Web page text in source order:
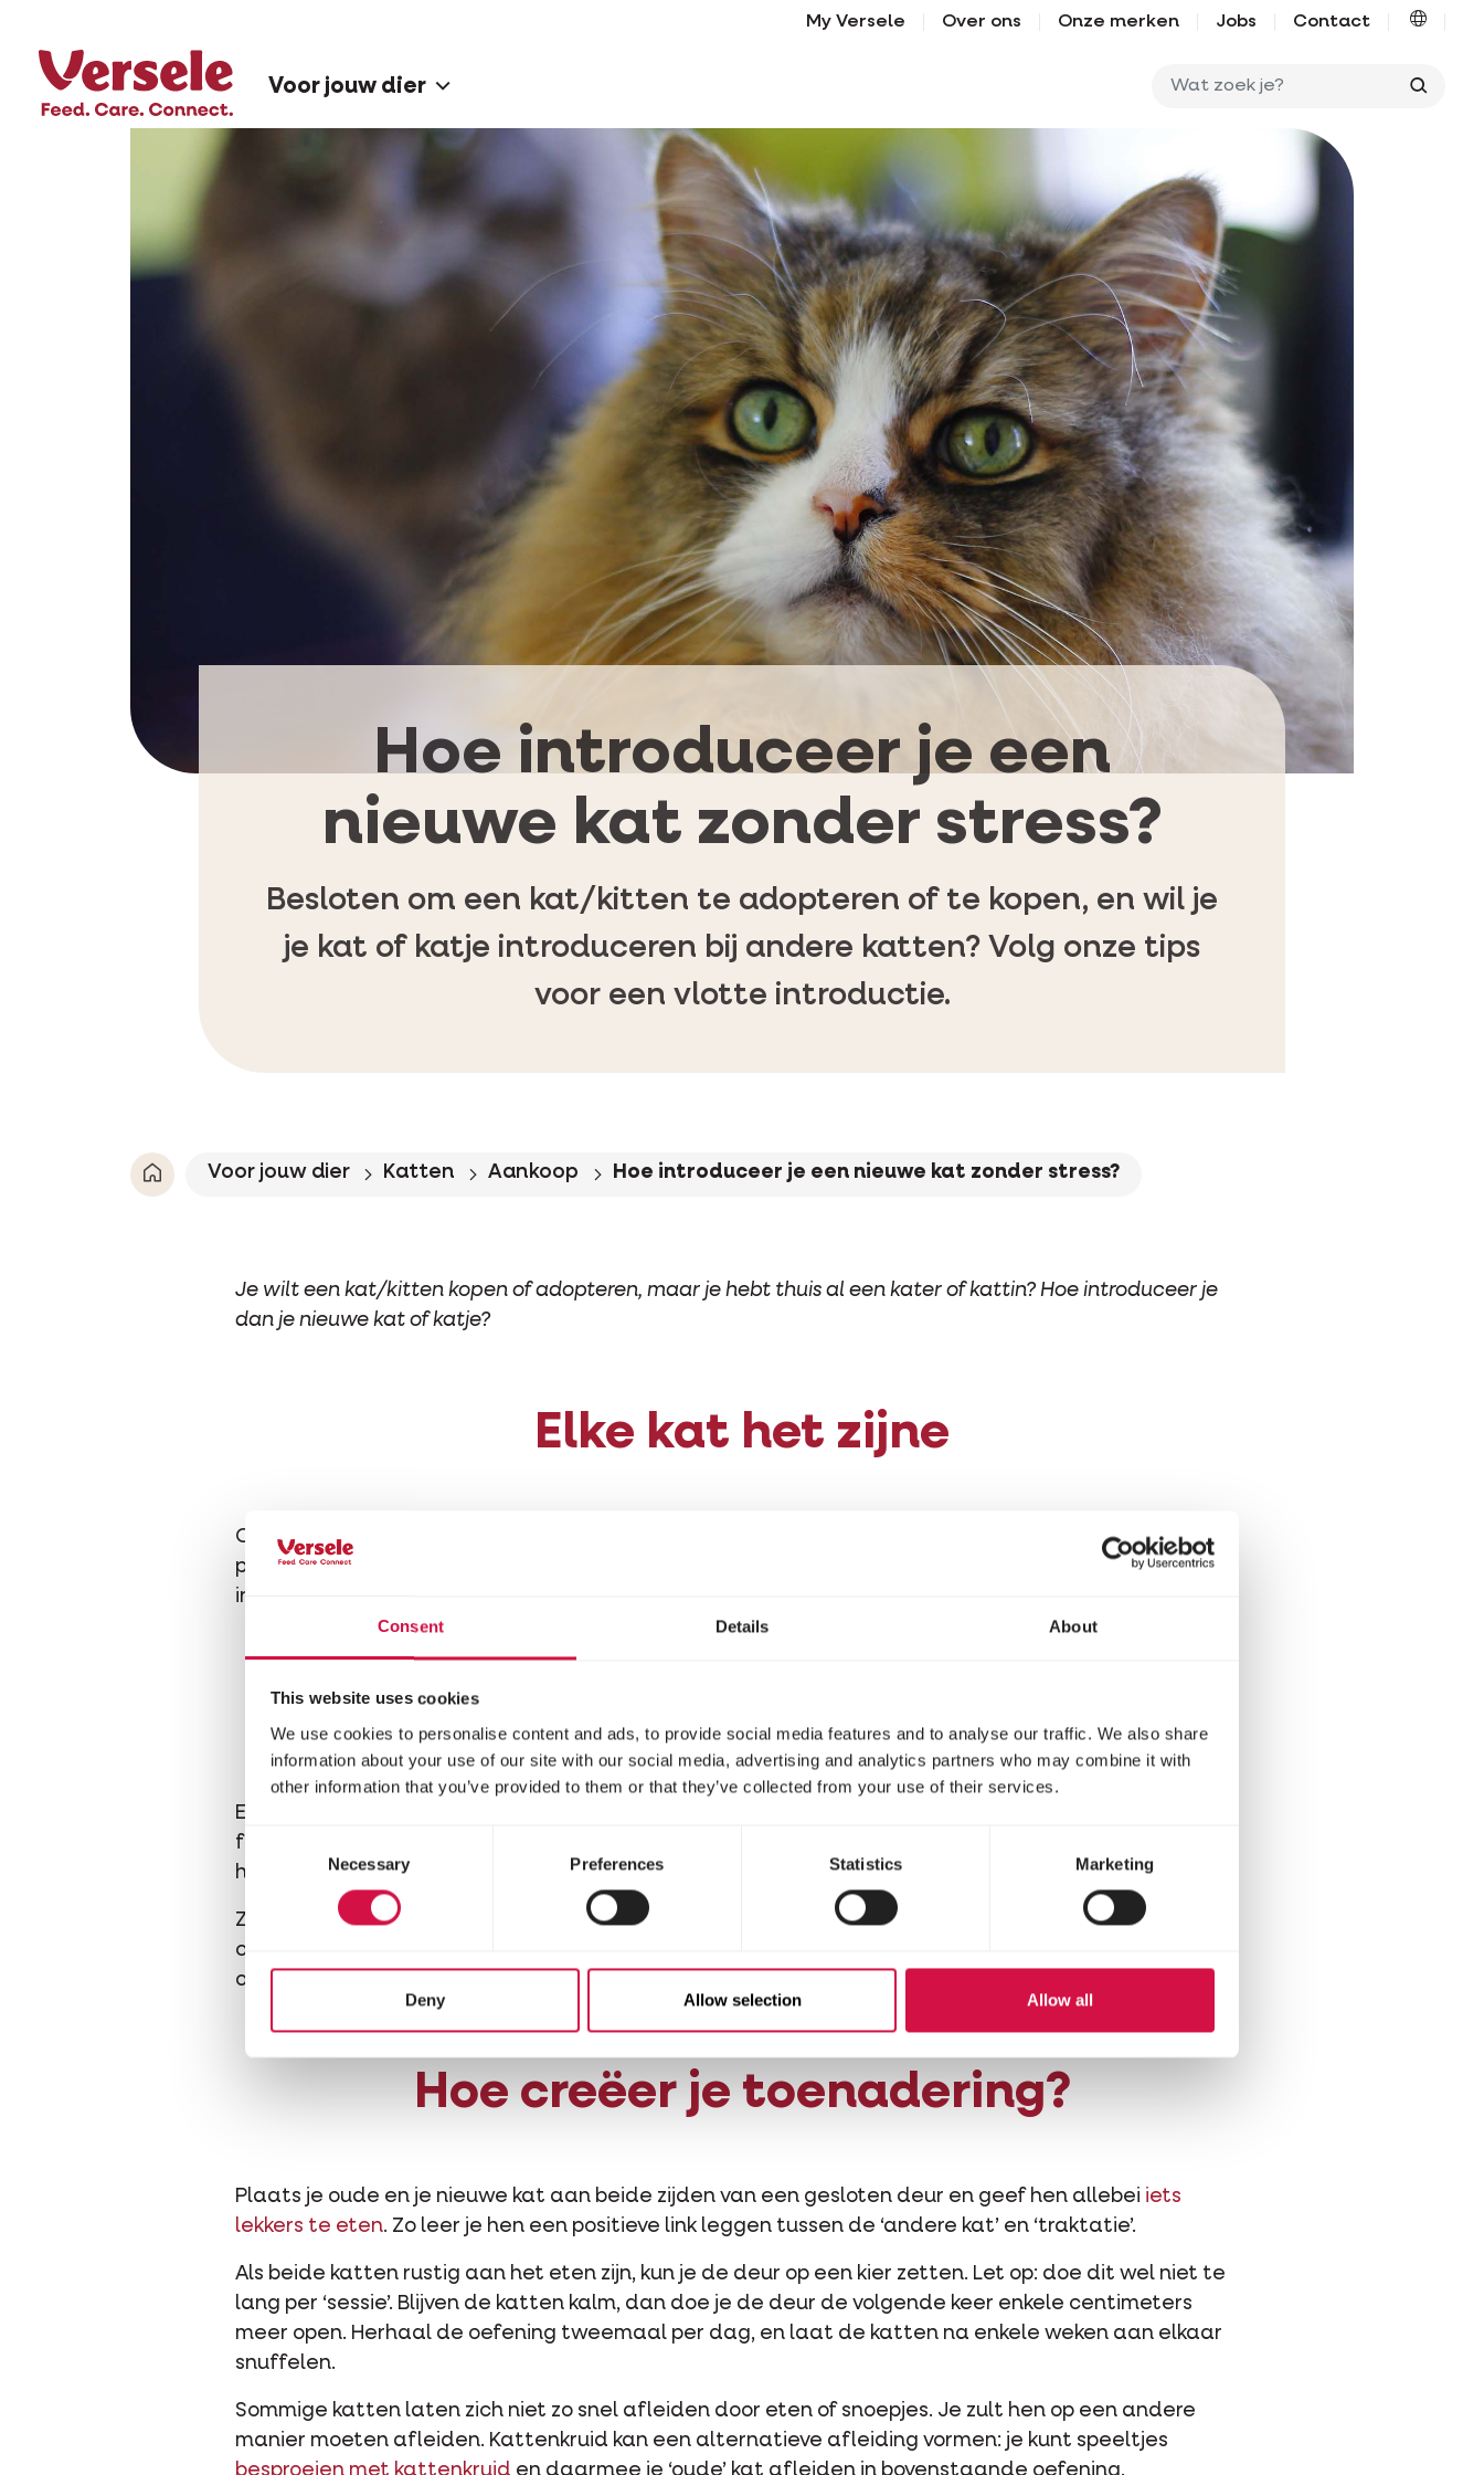
Consent Details About
This website uses cookies
We use cookies to personalise content and ads, to provide social media features and to analyse our traffic. We also share
information about your use of our site with our social media, advertising and analytics partners who may combine it with
other information that you’ve provided to them or that they’ve collected from your use of their services.
Consent
Selection
Necessary Preferences Statistics Marketing
Deny Allow selection Allow all
My Versele Over ons Onze merken Jobs Contact
Voor jouw dier
Hoe introduceer je een
nieuwe kat zonder stress?
Besloten om een kat/kitten te adopteren of te kopen, en wil je
je kat of katje introduceren bij andere katten? Volg onze tips
voor een vlotte introductie.
Voor jouw dier Katten Aankoop Hoe introduceer je een nieuwe kat zonder stress?
Je wilt een kat/kitten kopen of adopteren, maar je hebt thuis al een kater of kattin? Hoe introduceer je
dan je nieuwe kat of katje?
Elke kat het zijne
Om te beginnen, moet elke kat steeds toegang hebben tot eten, drinken, een slaapplaats en een
plashoekje, zonder daarbij andere katten voor de voeten te lopen. Zo is de kans op een succesvolle
introductie groter, als je een kat/kitten wilt adopteren of kopen.
Een nieuwe kat introduceren neemt al snel enkele dagen of zelfs weken in beslag. Wees geduldig en
forceer niks. Laat het hen onder geen beding uitvechten: dat leidt onvermijdelijk tot een niet te
herstellen relatie, waarbij een van de katten chronisch doodsbang zal zijn.
Zet je nieuwe kat of katje eerst in een ruimte die ze voor zichzelf heeft. Laat daarbij geen visueel
contact met andere katten toe, tot de kat helemaal op haar gemak is en geen stress meer toont
over haar nieuwe woonst. Dat kan gerust een week duren.
Hoe creëer je toenadering?
Plaats je oude en je nieuwe kat aan beide zijden van een gesloten deur en geef hen allebei iets
lekkers te eten. Zo leer je hen een positieve link leggen tussen de ‘andere kat’ en ‘traktatie’.
Als beide katten rustig aan het eten zijn, kun je de deur op een kier zetten. Let op: doe dit wel niet te
lang per ‘sessie’. Blijven de katten kalm, dan doe je de deur de volgende keer enkele centimeters
meer open. Herhaal de oefening tweemaal per dag, en laat de katten na enkele weken aan elkaar
snuffelen.
Sommige katten laten zich niet zo snel afleiden door eten of snoepjes. Je zult hen op een andere
manier moeten afleiden. Kattenkruid kan een alternatieve afleiding vormen: je kunt speeltjes
besproeien met kattenkruid en daarmee je ‘oude’ kat afleiden in bovenstaande oefening.